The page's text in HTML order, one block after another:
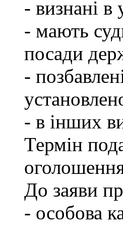
- визнані в
- мають
посади
-
- в інших
Термін
До заяви
- особова